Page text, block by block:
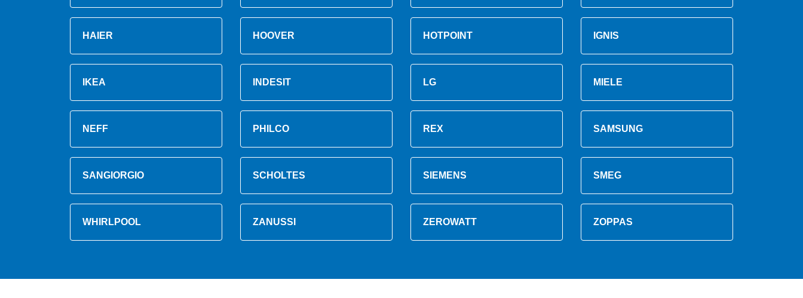
HAIER HOOVER HOTPOINT IGNIS
IKEA INDESIT LG MIELE
NEFF PHILCO REX SAMSUNG
SANGIORGIO SCHOLTES SIEMENS SMEG
WHIRLPOOL ZANUSSI ZEROWATT ZOPPAS